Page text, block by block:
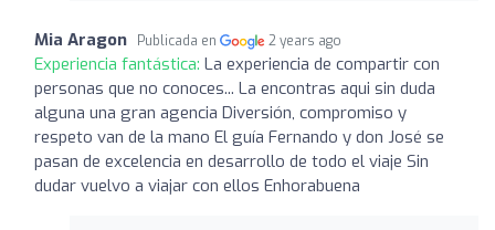
Mia Aragon Publicada en 2 years ago
Experiencia fantástica: La experiencia de compartir con
personas que no conoces... La encontras aqui sin duda
alguna una gran agencia Diversión, compromiso y
respeto van de la mano El guía Fernando y don José se
pasan de excelencia en desarrollo de todo el viaje Sin
dudar vuelvo a viajar con ellos Enhorabuena